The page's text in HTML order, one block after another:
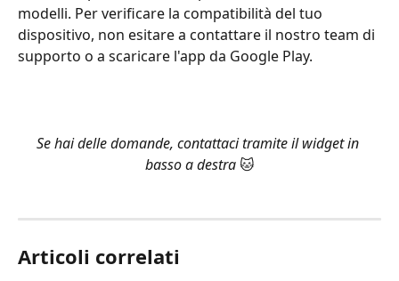
modelli. Per verificare la compatibilità del tuo
dispositivo, non esitare a contattare il nostro team di
supporto o a scaricare l'app da Google Play.
Se hai delle domande, contattaci tramite il widget in
basso a destra 🐱
Articoli correlati